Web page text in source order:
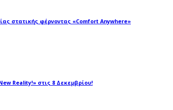
στατικής φέρνοντας «Comfort Anywhere»
Reality!» στις 8 Δεκεμβρίου!